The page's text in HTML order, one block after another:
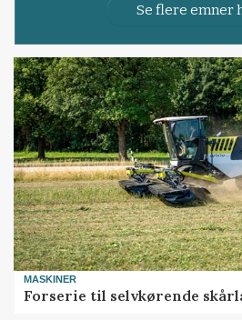
Se flere emner
MASKINER
Forserie til selvkørende